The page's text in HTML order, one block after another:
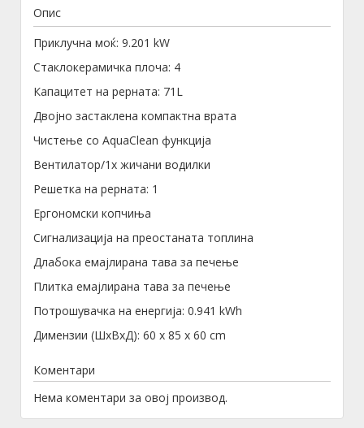
Опис
Приклучна моќ: 9.201 kW
Стаклокерамичка плоча: 4
Капацитет на рерната: 71L
Двојно застаклена компактна врата
Чистење со AquaClean функција
Вентилатор/1x жичани водилки
Решетка на рерната: 1
Ергономски копчиња
Сигнализација на преостаната топлина
Длабока емајлирана тава за печење
Плитка емајлирана тава за печење
Потрошувачка на енергија: 0.941 kWh
Димензии (ШxВxД): 60 x 85 x 60 cm
Коментари
Нема коментари за овој производ.